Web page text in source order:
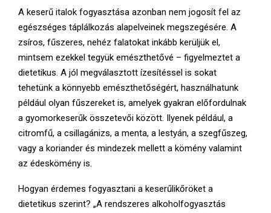
A keserű italok fogyasztása azonban nem jogosít fel az
egészséges táplálkozás alapelveinek megszegésére. A
zsíros, fűszeres, nehéz falatokat inkább kerüljük el,
mintsem ezekkel tegyük emészthetővé – figyelmeztet a
dietetikus. A jól megválasztott ízesítéssel is sokat
tehetünk a könnyebb emészthetőségért, használhatunk
például olyan fűszereket is, amelyek gyakran előfordulnak
a gyomorkeserűk összetevői között. Ilyenek például, a
citromfű, a csillagánizs, a menta, a lestyán, a szegfűszeg,
vagy a koriander és mindezek mellett a kömény valamint
az édeskömény is.
Hogyan érdemes fogyasztani a keserűlikőröket a
dietetikus szerint? „A rendszeres alkoholfogyasztás